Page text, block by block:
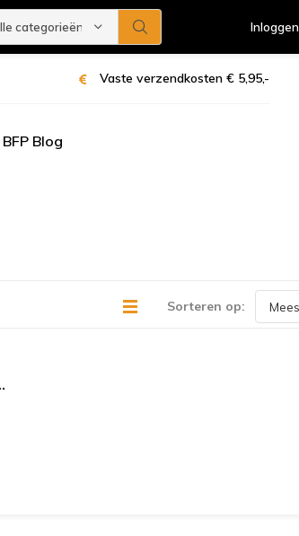
categorieën Inloggen
Vaste verzendkosten € 5,95,-
BFP Blog
Sorteren op: